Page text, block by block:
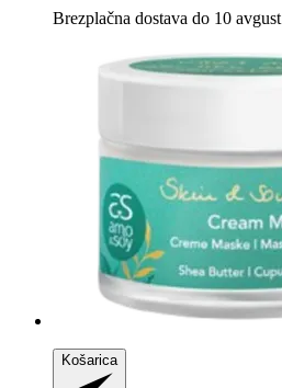
Brezplačna dostava do 10 avgust
Košarica